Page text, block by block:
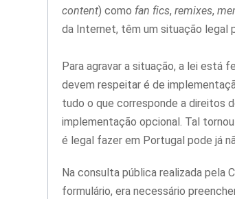
content) como fan fics, remixes,
da Internet, têm um situação legal
Para agravar a situação, a lei está
devem respeitar é de
tudo o que corresponde a direitos
implementação opcional. Tal
é legal fazer em Portugal pode já
Na consulta pública realizada pela
formulário, era necessário